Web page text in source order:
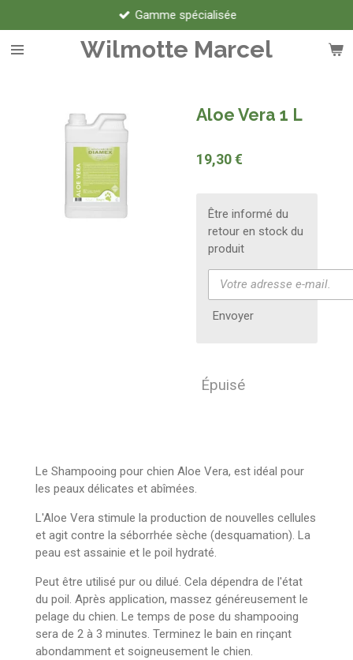
au
contenu
Wilmotte Marcel
Gamme spécialisée
Aloe Vera 1 L
19,30 €
Être informé du
retour en stock du
produit
Envoyer
Épuisé
Le Shampooing pour chien Aloe Vera, est idéal pour
les peaux délicates et abîmées.
L'Aloe Vera stimule la production de nouvelles cellules
et agit contre la séborrhée sèche (desquamation). La
peau est assainie et le poil hydraté.
Peut être utilisé pur ou dilué. Cela dépendra de l'état
du poil. Après application, massez généreusement le
pelage du chien. Le temps de pose du shampooing
sera de 2 à 3 minutes. Terminez le bain en rinçant
abondamment et soigneusement le chien.